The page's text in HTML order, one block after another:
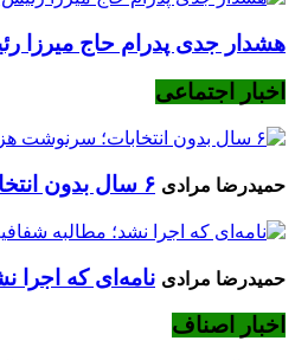
هشدار جدی پدرام حاج میرزا
اخبار اجتماعی
حمیدرضا مرادی ۶ سال بدون انتخابات؛ سرنوشت هزاران عضو اتحادیه گلگیر و رادیاتورساز چه می‌شود؟
حمیدرضا مرادی نامه‌ای که اجرا
اخبار اصناف